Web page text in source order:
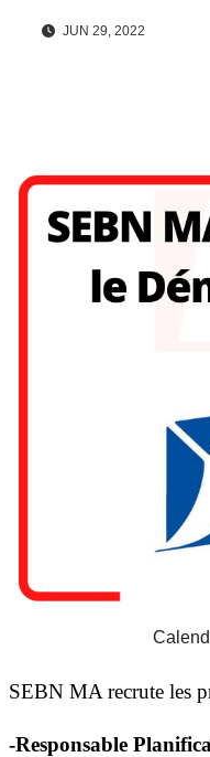
JUN 29, 2022
SEBN MA recrute les
-Responsable